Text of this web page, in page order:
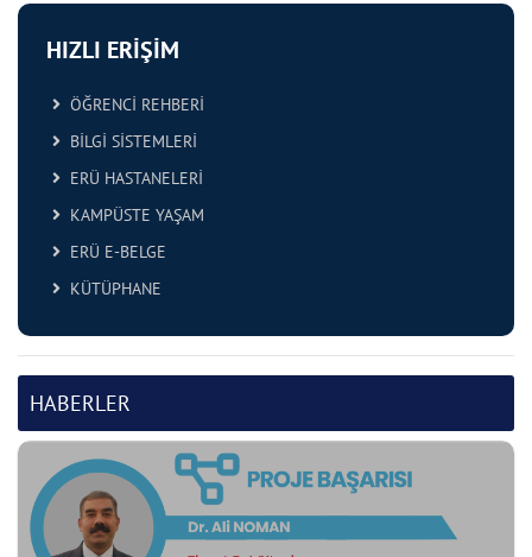
HIZLI ERİŞİM
ÖĞRENCİ REHBERİ
BİLGİ SİSTEMLERİ
ERÜ HASTANELERİ
KAMPÜSTE YAŞAM
ERÜ E-BELGE
KÜTÜPHANE
HABERLER